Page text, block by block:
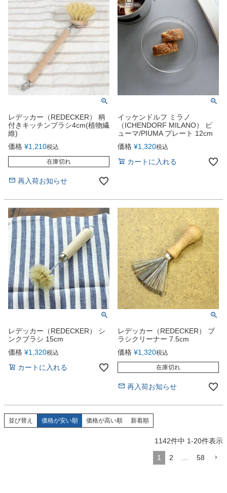
レデッカー（REDECKER） 柄
付きキッチンブラシ4cm(植物繊
維)
価格 ¥1,210税込
在庫切れ
再入荷お知らせ
イッケンドルフ ミラノ
（ICHENDORF MILANO） ピ
ューマ/PIUMA プレート 12cm
価格 ¥1,320税込
カートに入れる
レデッカー（REDECKER） シ
ンクブラシ 15cm
価格 ¥1,320税込
カートに入れる
レデッカー（REDECKER） ブ
ラシクリーナー 7.5cm
価格 ¥1,320税込
在庫切れ
再入荷お知らせ
並び替え 価格が安い順 価格が高い順 新着順
1142件中 1-20件表示
1 2 58